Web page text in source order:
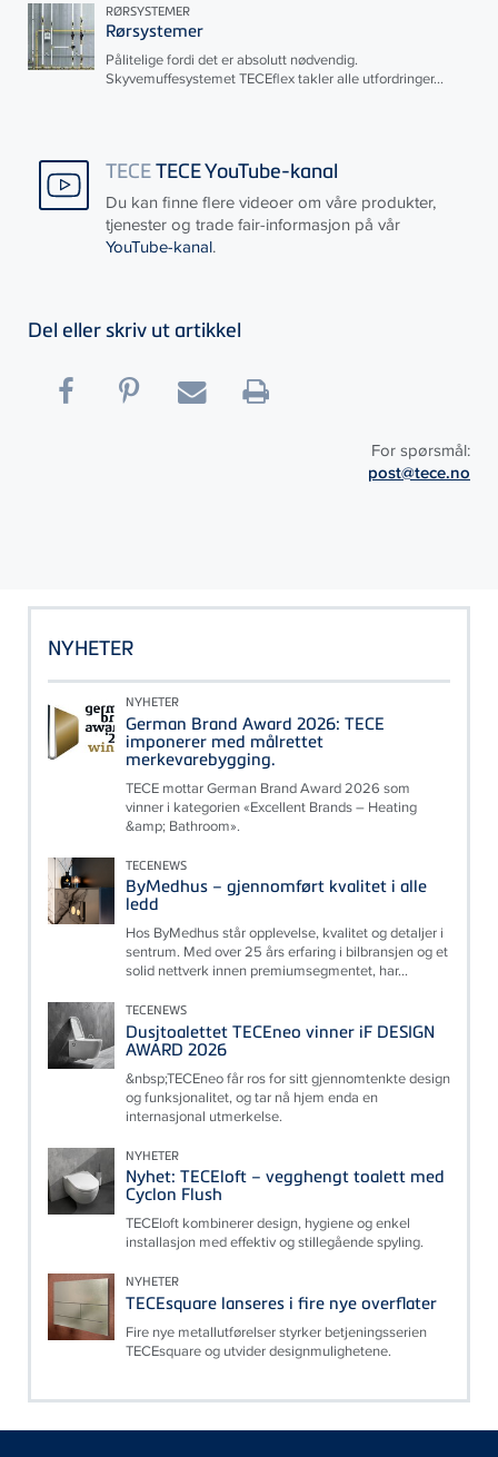
RØRSYSTEMER
Rørsystemer
Pålitelige fordi det er absolutt nødvendig.
SkyvemuffesystemetTECEflex takler alle utfordringer...
TECETECE YouTube-kanal
Du kan finne flere videoer om våre produkter,
tjenester og trade fair-informasjon på vår
YouTube-kanal.
Del eller skriv ut artikkel
For spørsmål:
post@tece.no
NYHETER
NYHETER
German Brand Award 2026: TECE
imponerer med målrettet
merkevarebygging.
TECE mottar German Brand Award 2026 som
vinner i kategorien «Excellent Brands – Heating
&amp; Bathroom».
TECENEWS
ByMedhus – gjennomført kvalitet i alle
ledd
Hos ByMedhus står opplevelse, kvalitet og detaljer i
sentrum. Med over 25 års erfaring i bilbransjen og et
solid nettverk innen premiumsegmentet, har...
TECENEWS
Dusjtoalettet TECEneo vinner iF DESIGN
AWARD 2026
&nbsp;TECEneo får ros for sitt gjennomtenkte design
og funksjonalitet, og tar nå hjem enda en
internasjonal utmerkelse.
NYHETER
Nyhet: TECEloft – vegghengt toalett med
Cyclon Flush
TECEloft kombinerer design, hygiene og enkel
installasjon med effektiv og stillegående spyling.
NYHETER
TECEsquare lanseres i fire nye overflater
Fire nye metallutførelser styrker betjeningsserien
TECEsquare og utvider designmulighetene.